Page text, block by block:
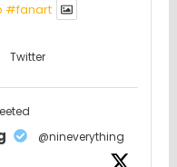
#fanartㅤㅤㅤㅤ
Twitter
@nineverything